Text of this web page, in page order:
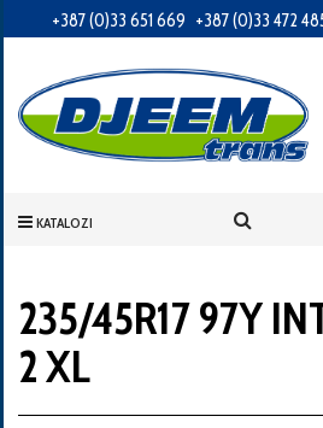
+387 (0)33 651 669 +387 (0)33 472
KATALOZI
Informacije
o
Vaša
235/45R17 97Y
2 XL